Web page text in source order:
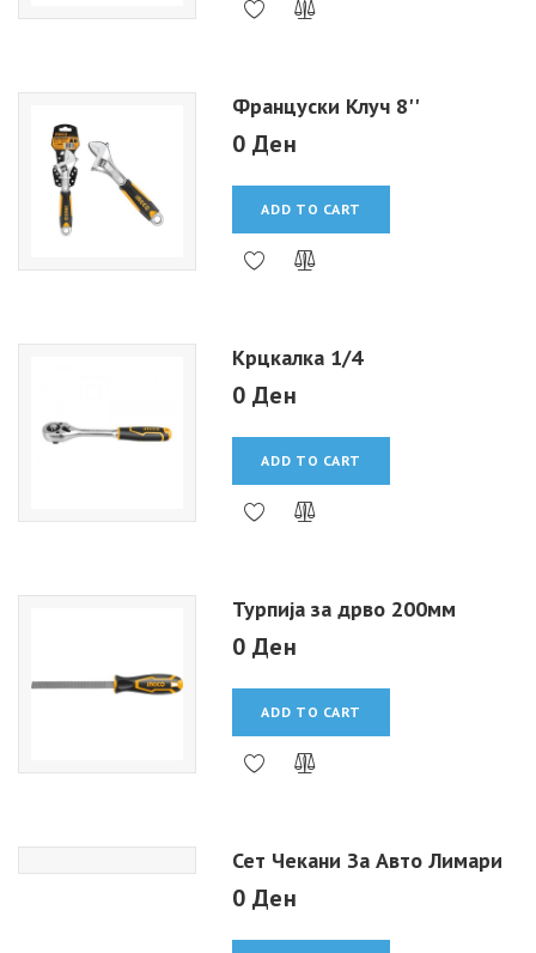
Француски Клуч 8''
0 Ден
ADD TO CART
Крцкалка 1/4
0 Ден
ADD TO CART
Турпија за дрво 200мм
0 Ден
ADD TO CART
Сет Чекани За Авто Лимари
0 Ден